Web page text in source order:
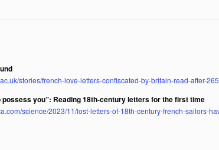
stories/french-love-letters-confiscated-by-britain-read-after-
possess you”: Reading 18th-century letters for the first time
science/2023/11/lost-letters-of-18th-century-french-sailors-